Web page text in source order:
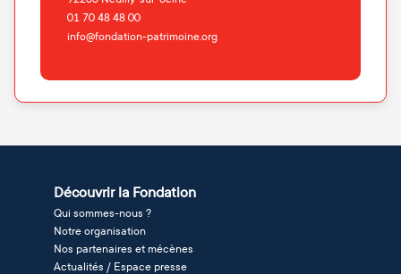
01 70 48 48 00
info@fondation-patrimoine.org
Découvrir la Fondation
Qui sommes-nous ?
Notre organisation
Nos partenaires et mécènes
Actualités / Espace presse